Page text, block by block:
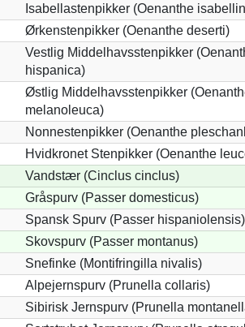
Isabellastenpikker (Oenanthe
Ørkenstenpikker (Oenanthe deserti)
Vestlig Middelhavsstenpikker
hispanica)
Østlig Middelhavsstenpikker
melanoleuca)
Nonnestenpikker (Oenanthe
Hvidkronet Stenpikker (Oenanthe
Vandstær (Cinclus cinclus)
Gråspurv (Passer domesticus)
Spansk Spurv (Passer hispaniolensis)
Skovspurv (Passer montanus)
Snefinke (Montifringilla nivalis)
Alpejernspurv (Prunella collaris)
Sibirisk Jernspurv (Prunella